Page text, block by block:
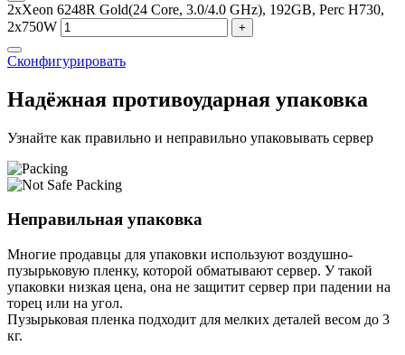
2xXeon 6248R Gold(24 Core, 3.0/4.0 GHz), 192GB, Perc H730,
2x750W
+
Сконфигурировать
Надёжная противоударная упаковка
Узнайте как правильно и неправильно упаковывать сервер
Неправильная упаковка
Многие продавцы для упаковки используют воздушно-
пузырьковую пленку, которой обматывают сервер. У такой
упаковки низкая цена, она не защитит сервер при падении на
торец или на угол.
Пузырьковая пленка подходит для мелких деталей весом до 3
кг.